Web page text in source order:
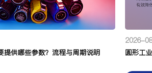
提供哪些参数？流程与周期说明
2026-